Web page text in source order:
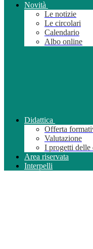
Novità
Le notizie
Le circolari
Calendario
Albo online
Didattica
Offerta
Valutazione
I progetti delle
Area riservata
Interpelli